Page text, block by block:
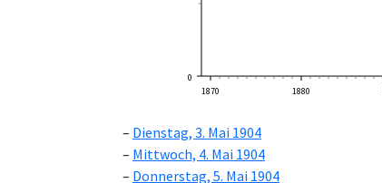
0
1870
1880
Dienstag, 3. Mai 1904
Mittwoch, 4. Mai 1904
Donnerstag, 5. Mai 1904